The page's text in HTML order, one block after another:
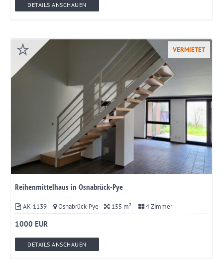
DETAILS ANSCHAUEN
VERMIETET
Reihenmittelhaus in Osnabrück-Pye
AK-1139 Osnabrück-Pye 155 m² 4 Zimmer
1000 EUR
DETAILS ANSCHAUEN